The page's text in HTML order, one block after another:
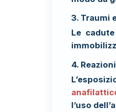
3. Traumi
Le
4.
l’uso